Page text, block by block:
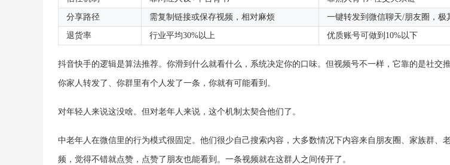
分享路径 需复制链接或保存视频，相对麻烦 一键转发到微信聊天/朋友圈，极
退货率 行业平均30%以上 优质账号可做到10%以下
抖音快手的逻辑是算法推荐。你滑到什么就看什么，系统决定你的口味。但视频号不一样，它靠的是社交
你家人转发了、你群里有个人发了一条，你就有可能看到。
对年轻人来说这没啥。但对老年人来说，这个机制太契合他们了。
中老年人在微信里的行为模式很固定。他们很少自己搜索内容，大多数情况下内容来自朋友圈、家族群、
频，觉得不错就点赞，点赞了朋友也能看到。一条视频就在这群人之间传开了。